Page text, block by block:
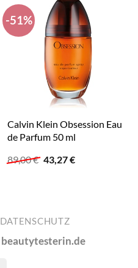
-51%
Calvin Klein Obsession Eau
de Parfum 50 ml
89,00€ Ursprünglicher
43,27€Aktueller
DATENSCHUTZ
beautytesterin.de